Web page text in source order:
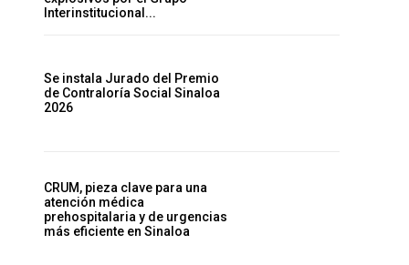
Interinstitucional...
Se instala Jurado del Premio
de Contraloría Social Sinaloa
2026
CRUM, pieza clave para una
atención médica
prehospitalaria y de urgencias
más eficiente en Sinaloa